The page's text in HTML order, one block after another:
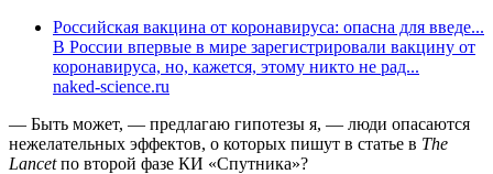
Российская вакцина от коронавируса: опасна для введе...
В России впервые в мире зарегистрировали вакцину от
коронавируса, но, кажется, этому никто не рад...
naked-science.ru
— Быть может, — предлагаю гипотезы я, — люди опасаются
нежелательных эффектов, о которых пишут в статье в The
Lancetпо второй фазе КИ «Спутника»?